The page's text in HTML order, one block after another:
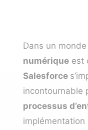
Dans un
numérique est
Salesforce
incontournable
processus
implémentation